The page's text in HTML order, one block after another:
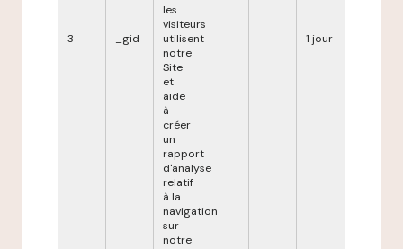
3 _gid
les
visiteurs
utilisent
notre
Site
et
aide
à
créer
un
rapport
d'analyse
relatif
à la
navigation
sur
notre
1 jour